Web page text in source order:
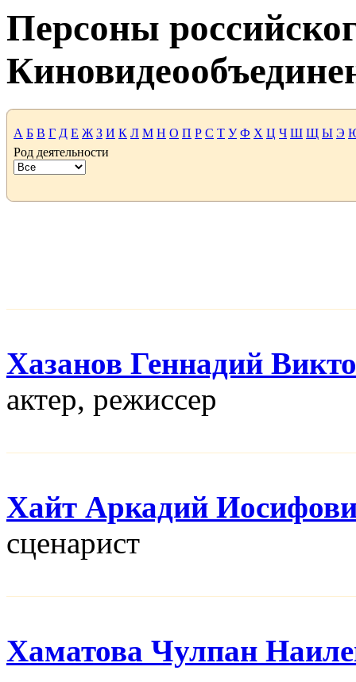
Персоны
А Б В Г Д Е Ж З И К Л М Н О П Р С Т У Ф Х Ц Ч Ш Щ Ы Э
Род деятельности
Хазанов Геннадий
актер, режисcер
Хайт Аркадий
сценарист
Хаматова Чулпан